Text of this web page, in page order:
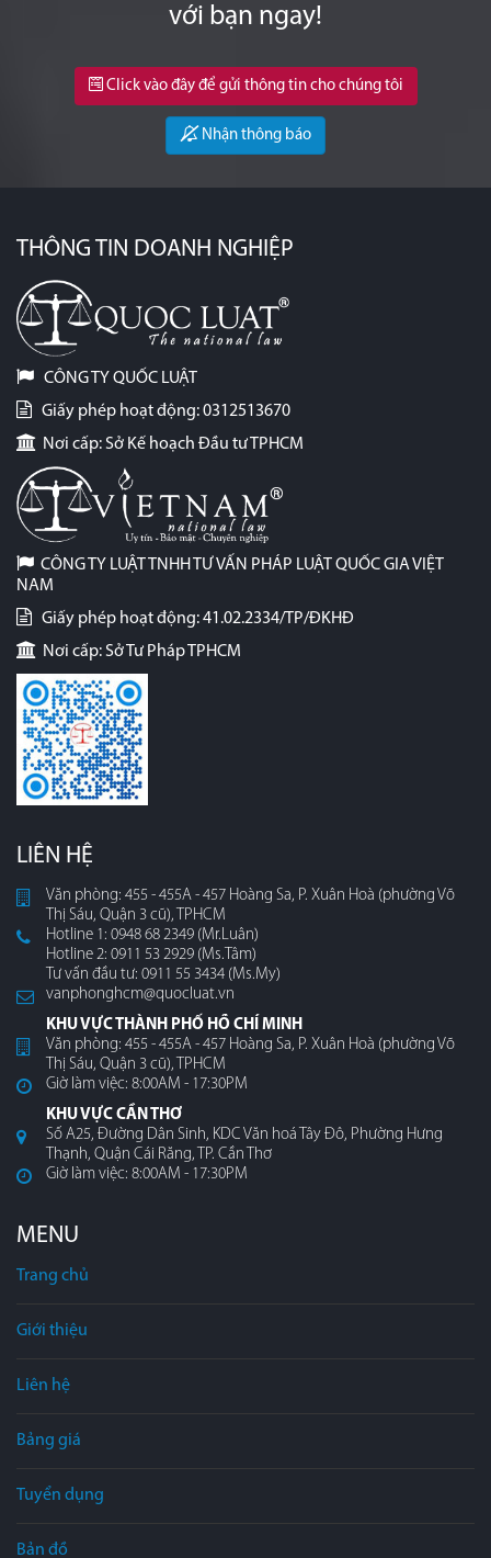
với bạn ngay!
Click vào đây để gửi thông tin cho chúng tôi
Nhận thông báo
THÔNG TIN DOANH NGHIỆP
CÔNG TY QUỐC LUẬT
Giấy phép hoạt động: 0312513670
Nơi cấp: Sở Kế hoạch Đầu tư TPHCM
CÔNG TY LUẬT TNHH TƯ VẤN PHÁP LUẬT QUỐC GIA VIỆT
NAM
Giấy phép hoạt động: 41.02.2334/TP/ĐKHĐ
Nơi cấp: Sở Tư Pháp TPHCM
LIÊN HỆ
Văn phòng: 455 - 455A - 457 Hoàng Sa, P. Xuân Hoà (phường Võ
Thị Sáu, Quận 3 cũ), TPHCM
Hotline 1: 0948 68 2349 (Mr.Luân)
Hotline 2: 0911 53 2929 (Ms.Tâm)
Tư vấn đầu tư: 0911 55 3434 (Ms.My)
vanphonghcm@quocluat.vn
KHU VỰC THÀNH PHỐ HỒ CHÍ MINH
Văn phòng: 455 - 455A - 457 Hoàng Sa, P. Xuân Hoà (phường Võ
Thị Sáu, Quận 3 cũ), TPHCM
Giờ làm việc: 8:00AM - 17:30PM
KHU VỰC CẦN THƠ
Số A25, Đường Dân Sinh, KDC Văn hoá Tây Đô, Phường Hưng
Thạnh, Quận Cái Răng, TP. Cần Thơ
Giờ làm việc: 8:00AM - 17:30PM
MENU
Trang chủ
Giới thiệu
Liên hệ
Bảng giá
Tuyển dụng
Bản đồ